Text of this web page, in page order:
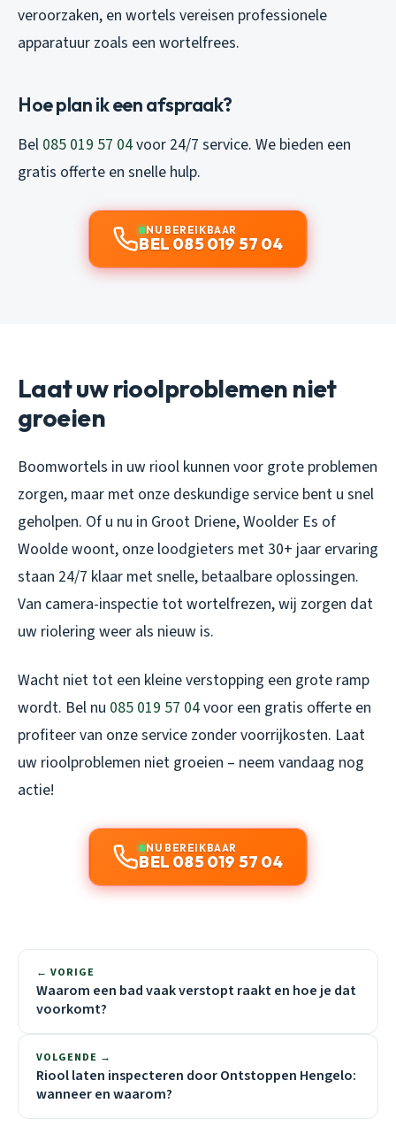
veroorzaken, en wortels vereisen professionele
apparatuur zoals een wortelfrees.
Hoe plan ik een afspraak?
Bel 085 019 57 04voor 24/7 service. We bieden een
gratis offerte en snelle hulp.
NU BEREIKBAAR
BEL 085 019 57 04
Laat uw rioolproblemen niet
groeien
Boomwortels in uw riool kunnen voor grote problemen
zorgen, maar met onze deskundige service bent u snel
geholpen. Of u nu in Groot Driene, Woolder Es of
Woolde woont, onze loodgieters met 30+ jaar ervaring
staan 24/7 klaar met snelle, betaalbare oplossingen.
Van camera-inspectie tot wortelfrezen, wij zorgen dat
uw riolering weer als nieuw is.
Wacht niet tot een kleine verstopping een grote ramp
wordt. Bel nu 085 019 57 04voor een gratis offerte en
profiteer van onze service zonder voorrijkosten. Laat
uw rioolproblemen niet groeien – neem vandaag nog
actie!
NU BEREIKBAAR
BEL 085 019 57 04
← VORIGE
Waarom een bad vaak verstopt raakt en hoe je dat
voorkomt?
VOLGENDE →
Riool laten inspecteren door Ontstoppen Hengelo:
wanneer en waarom?